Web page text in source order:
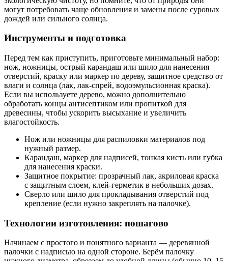
могут потребовать чаще обновления и замены после суровых
дождей или сильного солнца.
Инструменты и подготовка
Перед тем как приступить, приготовьте минимальный набор:
нож, ножницы, острый карандаш или шило для нанесения
отверстий, краску или маркер по дереву, защитное средство от
влаги и солнца (лак, лак-спрей, водоэмульсионная краска).
Если вы используете дерево, можно дополнительно
обработать концы антисептиком или пропиткой для
древесины, чтобы ускорить высыхание и увеличить
влагостойкость.
Нож или ножницы для распиловки материалов под
нужный размер.
Карандаш, маркер для надписей, тонкая кисть или губка
для нанесения краски.
Защитное покрытие: прозрачный лак, акриловая краска
с защитным слоем, клей-герметик в небольших дозах.
Сверло или шилo для прокладывания отверстий под
крепление (если нужно закреплять на палочке).
Технологии изготовления: пошагово
Начинаем с простого и понятного варианта — деревянной
палочки с надписью на одной стороне. Берём палочку